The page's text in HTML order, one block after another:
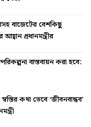
বাজেটের বেশকিছু
আহ্বান প্রধানমন্ত্রীর
বাস্তবায়ন করা হবে:
কথা ভেবে ‘জীবনবান্ধব’